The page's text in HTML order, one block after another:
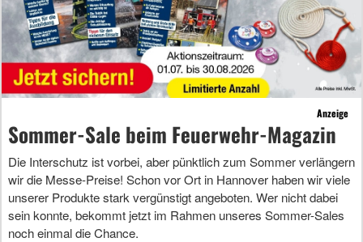
Anzeige
Sommer-Sale beim Feuerwehr-Magazin
Die Interschutz ist vorbei, aber pünktlich zum Sommer verlängern
wir die Messe-Preise! Schon vor Ort in Hannover haben wir viele
unserer Produkte stark vergünstigt angeboten. Wer nicht dabei
sein konnte, bekommt jetzt im Rahmen unseres Sommer-Sales
noch einmal die Chance.